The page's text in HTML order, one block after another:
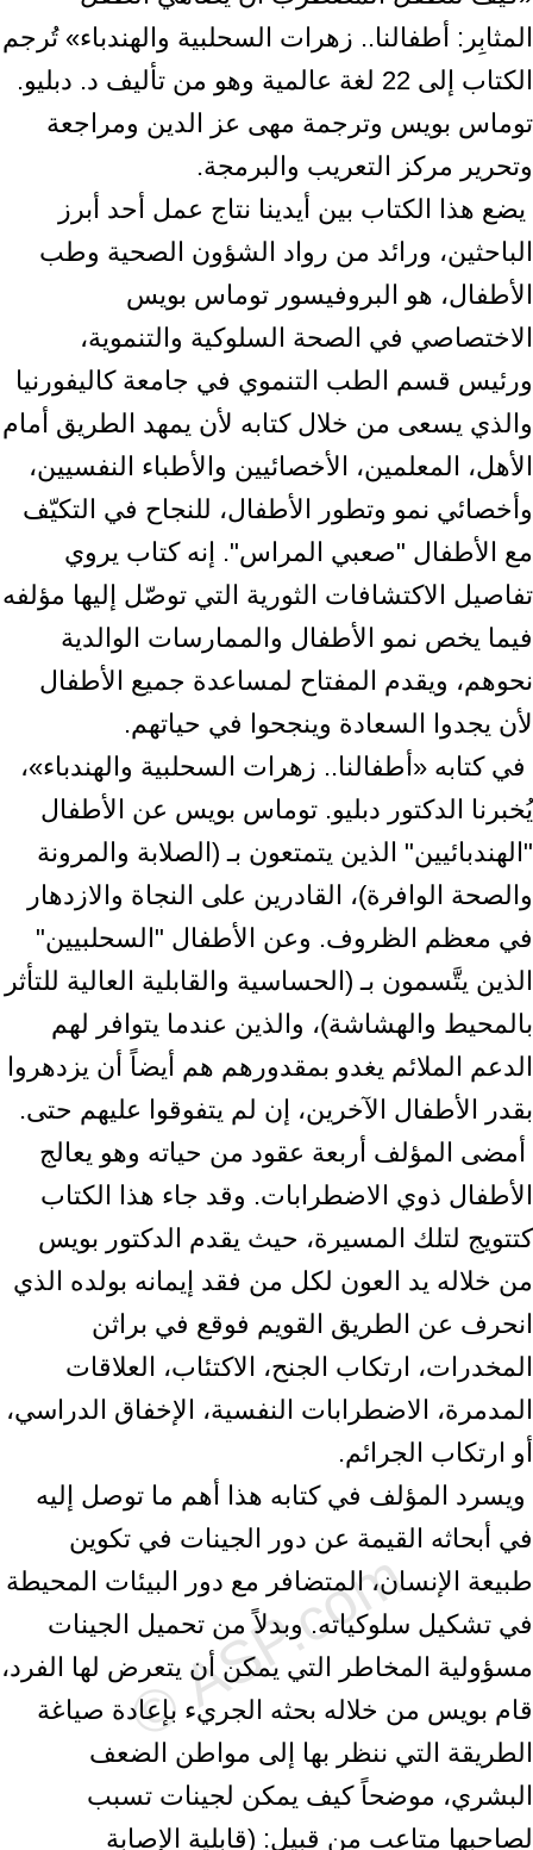
المثابِر: أطفالنا.. زهرات السحلبية والهندباء» تُرجم
الكتاب ‏إلى 22 لغة عالمية وهو من تأليف د. دبليو.
توماس بويس وترجمة مهى عز الدين ومراجعة
وتحرير ‏مركز التعريب والبرمجة.‏ ‎
‎ يضع هذا الكتاب بين أيدينا نتاج عمل أحد أبرز
الباحثين، ورائد من رواد الشؤون الصحية وطب
‏الأطفال، هو البروفيسور توماس بويس
الاختصاصي في الصحة السلوكية والتنموية،
ورئيس قسم الطب ‏التنموي في جامعة كاليفورنيا
والذي يسعى من خلال كتابه لأن يمهد الطريق أمام
الأهل، المعلمين، ‏الأخصائيين والأطباء النفسيين،
وأخصائي نمو وتطور الأطفال، للنجاح في التكيّف
مع الأطفال "صعبي ‏المراس". إنه كتاب يروي
تفاصيل الاكتشافات الثورية التي توصّل إليها مؤلفه
فيما يخص نمو الأطفال ‏والممارسات الوالدية
نحوهم، ويقدم المفتاح لمساعدة جميع الأطفال
لأن يجدوا السعادة وينجحوا في ‏حياتهم.‏ ‎
‎ في كتابه «أطفالنا.. زهرات السحلبية والهندباء»،
يُخبرنا الدكتور دبليو. توماس بويس عن الأطفال
"الهندبائيين" الذين ‏يتمتعون بـ (الصلابة والمرونة
والصحة الوافرة)، القادرين على النجاة والازدهار
في معظم الظروف. وعن الأطفال "السحلبيين"
‏الذين يتَّسمون بـ (الحساسية والقابلية العالية للتأثر
بالمحيط والهشاشة)، والذين عندما يتوافر لهم
الدعم الملائم يغدو ‏بمقدورهم هم أيضاً أن يزدهروا
بقدر الأطفال الآخرين، إن لم يتفوقوا عليهم حتى.‏ ‎
‎ أمضى المؤلف أربعة عقود من حياته وهو يعالج
الأطفال ذوي الاضطرابات. وقد جاء هذا الكتاب
‏كتتويج لتلك المسيرة، حيث يقدم الدكتور بويس
من خلاله يد العون لكل من فقد إيمانه بولده الذي
‏انحرف عن الطريق القويم فوقع في براثن
المخدرات، ارتكاب الجنح، الاكتئاب، العلاقات
المدمرة، ‏الاضطرابات النفسية، الإخفاق الدراسي،
أو ارتكاب الجرائم.‏ ‎
‎ ويسرد المؤلف في كتابه هذا أهم ما توصل إليه
في أبحاثه القيمة عن دور الجينات في تكوين
‏طبيعة الإنسان، المتضافر مع دور البيئات المحيطة
في تشكيل سلوكياته. وبدلاً من تحميل الجينات
‏مسؤولية المخاطر التي يمكن أن يتعرض لها الفرد،
قام بويس من خلاله بحثه الجريء بإعادة صياغة
‏الطريقة التي ننظر بها إلى مواطن الضعف
البشري، موضحاً كيف يمكن لجينات تسبب
لصاحبها متاعب ‏من قبيل: (قابلية الإصابة